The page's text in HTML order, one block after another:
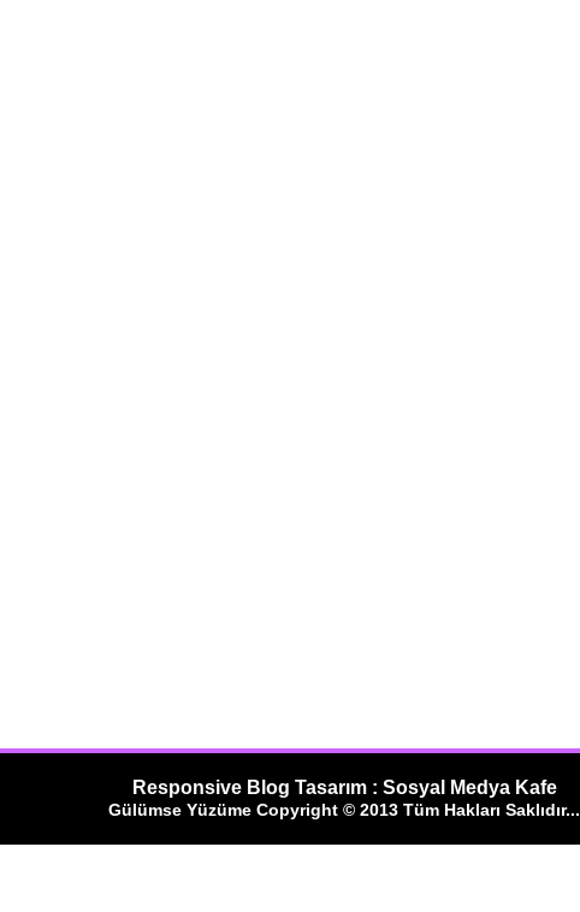
Responsive Blog Tasarım : Sosyal Medya Kafe
Gülümse Yüzüme Copyright © 2013 Tüm Hakları Saklıdır...